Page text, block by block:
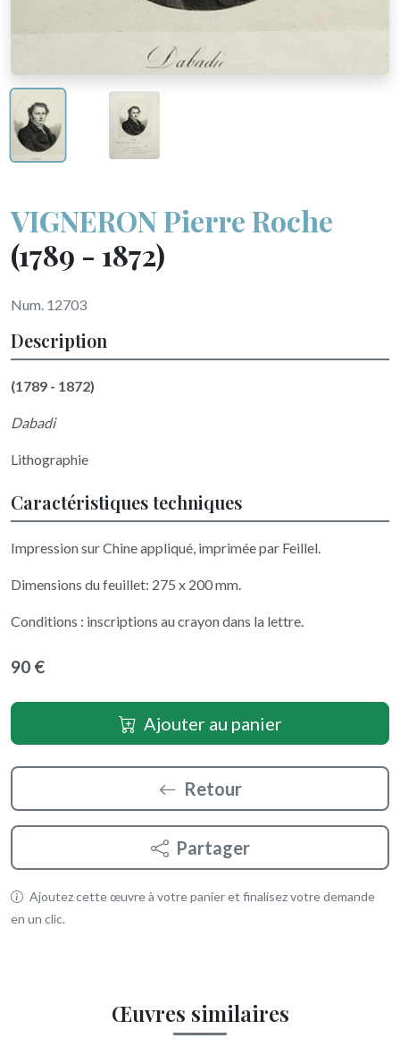
VIGNERON Pierre Roche
(1789 - 1872)
Num. 12703
Description
(1789 - 1872)
Dabadi
Lithographie
Caractéristiques techniques
Impression sur Chine appliqué, imprimée par Feillel.
Dimensions du feuillet: 275 x 200 mm.
Conditions : inscriptions au crayon dans la lettre.
90 €
Ajouter au panier
Retour
Partager
Ajoutez cette œuvre à votre panier et finalisez votre demande
en un clic.
Œuvres similaires